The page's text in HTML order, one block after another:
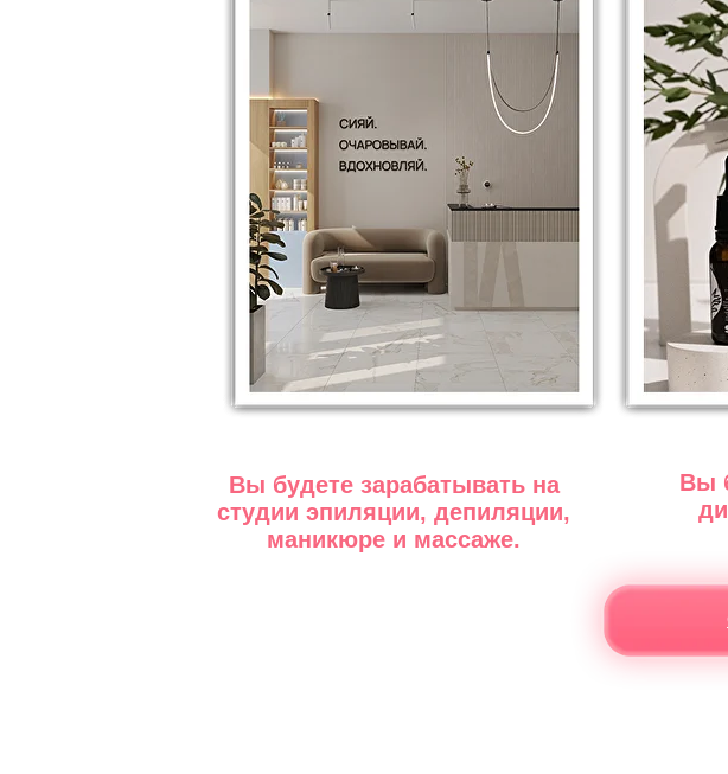
Вы будете зарабатывать на
студии эпиляции, депиляции,
маникюре и массаже.
Вы